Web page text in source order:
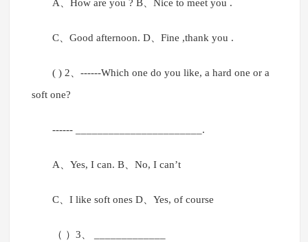
A、How are you ? B、Nice to meet you .
C、Good afternoon. D、Fine ,thank you .
( ) 2、------Which one do you like, a hard one or a
soft one?
------ _______________________.
A、Yes, I can. B、No, I can’t
C、I like soft ones D、Yes, of course
（ ）3、 _____________